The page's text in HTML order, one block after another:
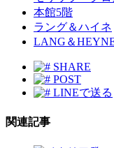
本館5階
ラング＆ハイネ
LANG＆
SHARE
POST
LINEで送る
関連記事